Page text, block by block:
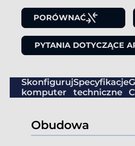
PORÓWNAĆ
PYTANIA DOTYCZĄCE
Skonfiguruj
komputer
Specyfikacje
techniczne
Obudowa